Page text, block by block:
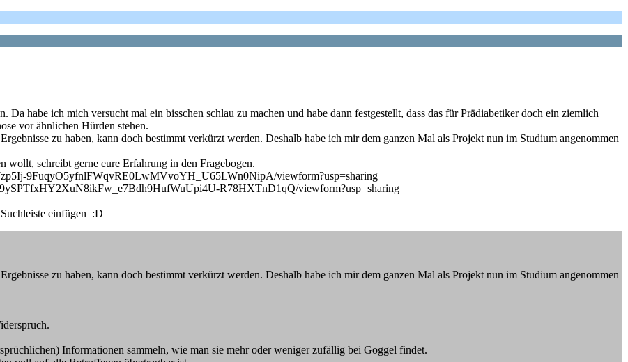
habe ich mich versucht mal ein bisschen schlau zu machen und habe dann festgestellt, dass das für Prädiabetiker doch ein ziemlich
vor ähnlichen Hürden stehen.
zu haben, kann doch bestimmt verkürzt werden. Deshalb habe ich mir dem ganzen Mal als Projekt nun im Studium angenommen
wollt, schreibt gerne eure Erfahrung in den Fragebogen.
9FuqyO5yfnlFWqvRE0LwMVvoYH_U65LWn0NipA/viewform?usp=sharing
R78HXTnD1qQ/viewform?usp=sharing
einfügen :D
zu haben, kann doch bestimmt verkürzt werden. Deshalb habe ich mir dem ganzen Mal als Projekt nun im Studium angenommen
Informationen sammeln, wie man sie mehr oder weniger zufällig bei Goggel findet.